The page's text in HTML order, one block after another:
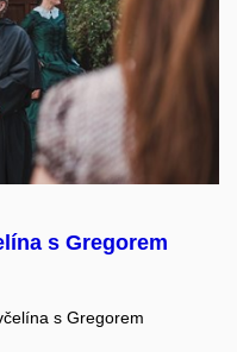
s Gregorem
s Gregorem